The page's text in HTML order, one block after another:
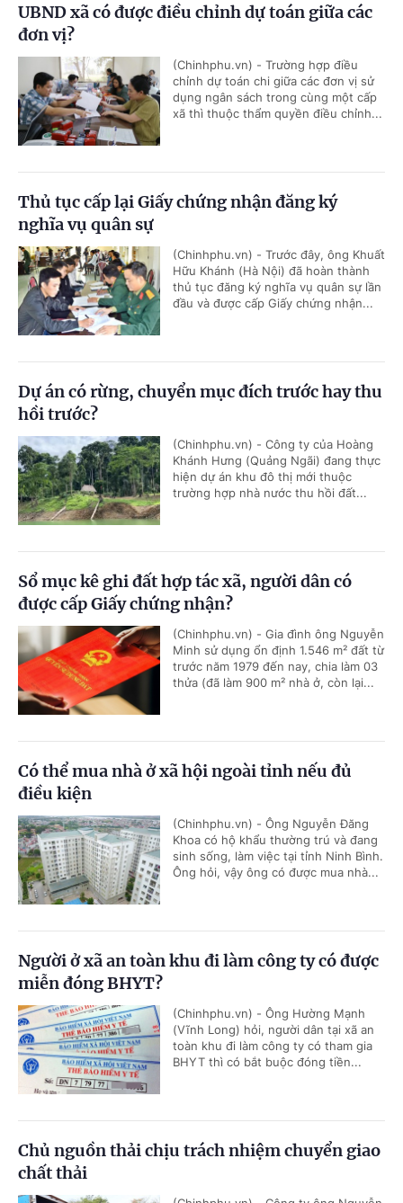
UBND xã có được điều chỉnh dự toán giữa các
đơn vị?
(Chinhphu.vn) - Trường hợp điều
chỉnh dự toán chi giữa các đơn vị sử
dụng ngân sách trong cùng một cấp
xã thì thuộc thẩm quyền điều chỉnh...
Thủ tục cấp lại Giấy chứng nhận đăng ký
nghĩa vụ quân sự
(Chinhphu.vn) - Trước đây, ông Khuất
Hữu Khánh (Hà Nội) đã hoàn thành
thủ tục đăng ký nghĩa vụ quân sự lần
đầu và được cấp Giấy chứng nhận...
Dự án có rừng, chuyển mục đích trước hay thu
hồi trước?
(Chinhphu.vn) - Công ty của Hoàng
Khánh Hưng (Quảng Ngãi) đang thực
hiện dự án khu đô thị mới thuộc
trường hợp nhà nước thu hồi đất...
Sổ mục kê ghi đất hợp tác xã, người dân có
được cấp Giấy chứng nhận?
(Chinhphu.vn) - Gia đình ông Nguyễn
Minh sử dụng ổn định 1.546 m² đất từ
trước năm 1979 đến nay, chia làm 03
thửa (đã làm 900 m² nhà ở, còn lại...
Có thể mua nhà ở xã hội ngoài tỉnh nếu đủ
điều kiện
(Chinhphu.vn) - Ông Nguyễn Đăng
Khoa có hộ khẩu thường trú và đang
sinh sống, làm việc tại tỉnh Ninh Bình.
Ông hỏi, vậy ông có được mua nhà...
Người ở xã an toàn khu đi làm công ty có được
miễn đóng BHYT?
(Chinhphu.vn) - Ông Hường Mạnh
(Vĩnh Long) hỏi, người dân tại xã an
toàn khu đi làm công ty có tham gia
BHYT thì có bắt buộc đóng tiền...
Chủ nguồn thải chịu trách nhiệm chuyển giao
chất thải